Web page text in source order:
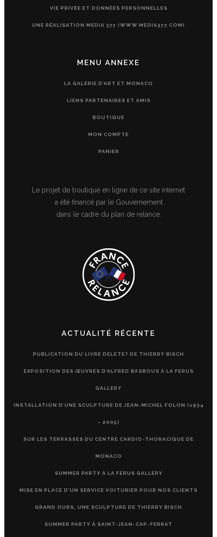
VIE PRIVÉE ET DONNÉES PERSONNELLES
UNE RÉALISATION MEDIA 377 (WWW.MEDIA377.COM)
MENU ANNEXE
LA GALERIE D’ART ET MONACO
LIENS PARTENAIRES ET AMIS
BOUTIQUE
MON COMPTE
PANIER
Le projet de boutique en ligne de ce site internet
a été financé par le Gouvernement
dans le cadre du plan de relance.
ACTUALITÉ RÉCENTE
PUBLICATION DU LIVRE DELETE? DE THIERRY BISCH
EXPOSITION DES ŒUVRES D’ALFRED BASBOUS À LA FERUS
GALLERY
INSTALLATION D’UNE SCULPTURE DE JEAN-MICHEL FOLON (1934
– 2005)
SUR LES TERRASSES DU CENTRE CARDIO-THORACIQUE DE
MONACO
SUMMER PARTY À LA FERUS GALLERY
MISE EN PLACE D’UN SERVICE VOITURIER POUR NOS CLIENTS
GRAND OURS, UNE SCULPTURE DE THIERRY BISCH
SUMMER PARTY À SAINT-JEAN-CAP-FERRAT